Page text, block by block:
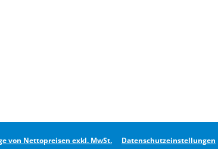
von Nettopreisen exkl. MwSt. Datenschutzeinstellungen